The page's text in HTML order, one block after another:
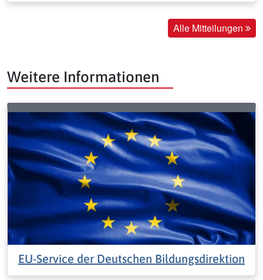
Alle Mitteilungen
Weitere Informationen
EU-Service der Deutschen Bildungsdirektion